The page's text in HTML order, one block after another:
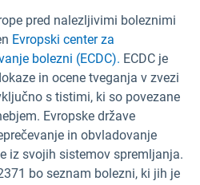
pred nalezljivimi boleznimi
Evropski center za
bolezni (ECDC). ECDC je
in ocene tveganja v zvezi
s tistimi, ki so povezane
Evropske države
in obvladovanje
iz svojih sistemov spremljanja.
bo seznam bolezni, ki jih je